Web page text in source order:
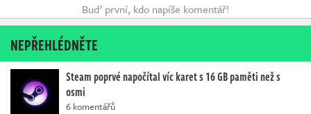
Buď první, kdo napíše komentář!
NEPŘEHLÉDNĚTE
Steam poprvé napočítal víc karet s 16 GB paměti než s
osmi
6 komentářů